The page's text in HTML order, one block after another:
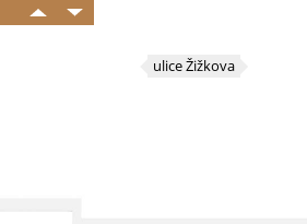
ulice Žižkova